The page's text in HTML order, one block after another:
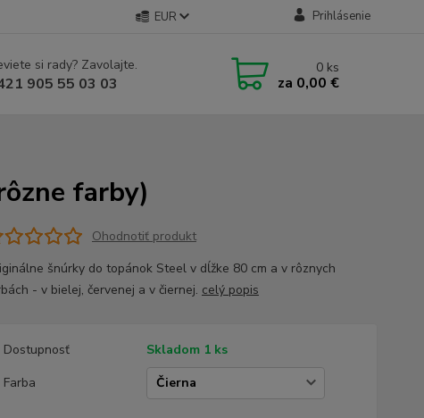
EUR Prihlásenie
si rady? Zavolajte.
905 55 03 03
0 ks
za 0,00 €
farby)
Ohodnotiť produkt
šnúrky do topánok Steel v dĺžke 80 cm a v rôznych
- v bielej, červenej a v čiernej. celý popis
Dostupnosť
Skladom 1 ks
Farba